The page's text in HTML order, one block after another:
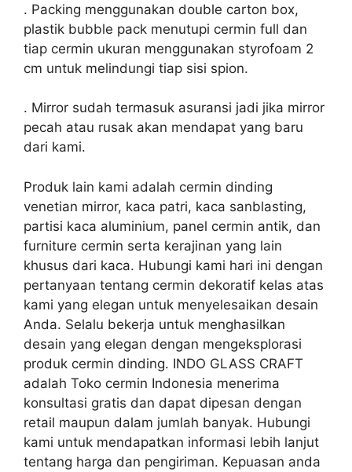
. Packing menggunakan double carton box,
plastik bubble pack menutupi cermin full dan
tiap cermin ukuran menggunakan styrofoam 2
cm untuk melindungi tiap sisi spion.
. Mirror sudah termasuk asuransi jadi jika mirror
pecah atau rusak akan mendapat yang baru
dari kami.
Produk lain kami adalah cermin dinding
venetian mirror, kaca patri, kaca sanblasting,
partisi kaca aluminium, panel cermin antik, dan
furniture cermin serta kerajinan yang lain
khusus dari kaca. Hubungi kami hari ini dengan
pertanyaan tentang cermin dekoratif kelas atas
kami yang elegan untuk menyelesaikan desain
Anda. Selalu bekerja untuk menghasilkan
desain yang elegan dengan mengeksplorasi
produk cermin dinding. INDO GLASS CRAFT
adalah Toko cermin Indonesia menerima
konsultasi gratis dan dapat dipesan dengan
retail maupun dalam jumlah banyak. Hubungi
kami untuk mendapatkan informasi lebih lanjut
tentang harga dan pengiriman. Kepuasan anda